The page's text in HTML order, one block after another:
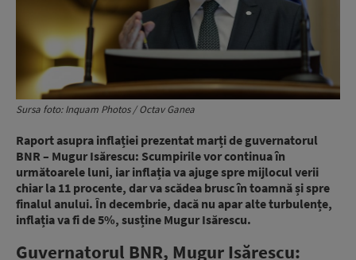
Sursa foto: Inquam Photos / Octav Ganea
Raport asupra inflației prezentat marți de guvernatorul
BNR – Mugur Isărescu: Scumpirile vor continua în
următoarele luni, iar inflația va ajuge spre mijlocul verii
chiar la 11 procente, dar va scădea brusc în toamnă și spre
finalul anului. În decembrie, dacă nu apar alte turbulențe,
inflația va fi de 5%, susține Mugur Isărescu.
Guvernatorul BNR, Mugur Isărescu: